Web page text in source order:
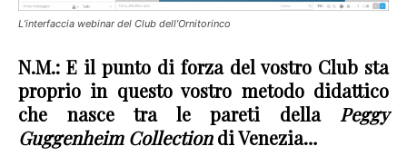
L’interfaccia webinar del Club dell’Ornitorinco
N.M.: E il punto di forza del vostro Club sta
proprio in questo vostro metodo didattico
che nasce tra le pareti della Peggy
Guggenheim Collectiondi Venezia…